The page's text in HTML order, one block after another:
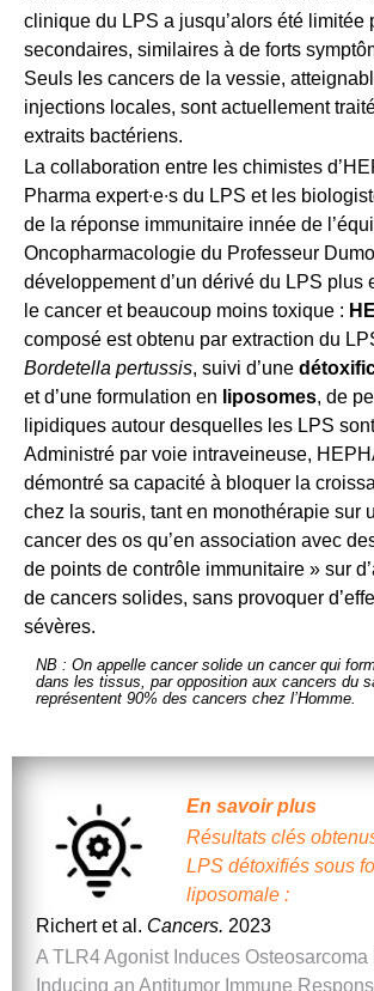
clinique du LPS a jusqu’alors été limitée
secondaires, similaires à de forts
Seuls les cancers de la vessie,
injections locales, sont actuellement
extraits bactériens.
La collaboration entre les chimistes
Pharma expert∙e∙s du LPS et les
de la réponse immunitaire innée de
Oncopharmacologie du Professeur
développement d’un dérivé du LPS plus
le cancer et beaucoup moins toxique :
composé est obtenu par extraction du
Bordetella pertussis, suivi d’une
et d’une formulation en liposomes, de
lipidiques autour desquelles les LPS
Administré par voie intraveineuse,
démontré sa capacité à bloquer la
chez la souris, tant en monothérapie sur
cancer des os qu’en association avec
de points de contrôle immunitaire » sur
de cancers solides, sans provoquer
sévères.
NB : On appelle cancer solide un cancer qui
dans les tissus, par opposition aux cancers du
représentent 90% des cancers chez l’Homme.
En savoir plus
Résultats clés
LPS détoxifiés sous
liposomale :
Richert et al. Cancers. 2023
A TLR4 Agonist Induces
Inducing an Antitumor Immune